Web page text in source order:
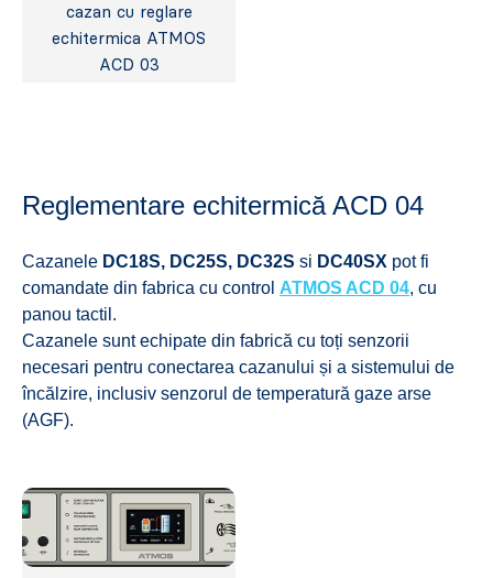
cazan cu reglare
echitermica ATMOS
ACD 03
Reglementare echitermică ACD 04
Cazanele DC18S, DC25S, DC32S si DC40SX pot fi
comandate din fabrica cu control ATMOS ACD 04, cu
panou tactil.
Cazanele sunt echipate din fabrică cu toți senzorii
necesari pentru conectarea cazanului și a sistemului de
încălzire, inclusiv senzorul de temperatură gaze arse
(AGF).